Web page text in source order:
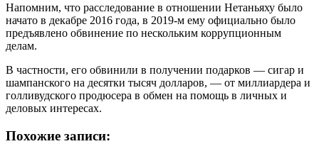
Напомним, что расследование в отношении Нетаньяху было
начато в декабре 2016 года, в 2019-м ему официально было
предъявлено обвинение по нескольким коррупционным
делам.
В частности, его обвинили в получении подарков — сигар и
шампанского на десятки тысяч долларов, — от миллиардера и
голливудского продюсера в обмен на помощь в личных и
деловых интересах.
Похожие записи: